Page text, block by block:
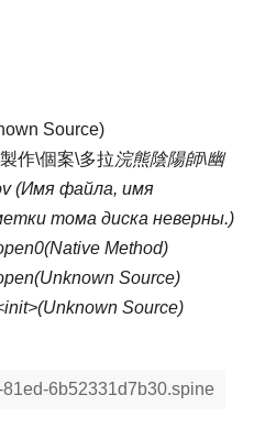
Source)
作\個案\多拉浣熊陰陽師\幽
(Имя файла, имя
тома диска неверны.)
Method)
Source)
Source)
6b52331d7b30.spine